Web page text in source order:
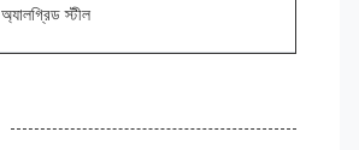
অ্যালগ্রিড স্টীল